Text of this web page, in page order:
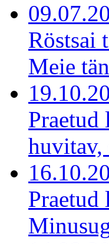
Röstsai
Meie
Praetud
huvitav,
Praetud